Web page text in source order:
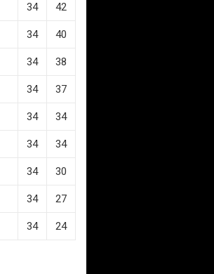
34 42
34 40
34 38
34 37
34 34
34 34
34 30
34 27
34 24